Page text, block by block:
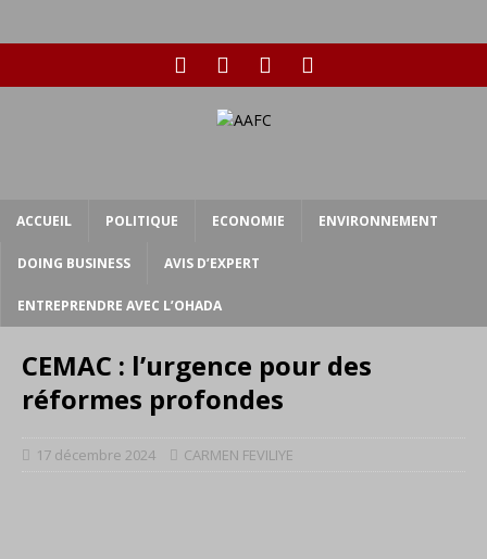
ACCUEIL POLITIQUE ECONOMIE ENVIRONNEMENT
DOING BUSINESS AVIS D’EXPERT
ENTREPRENDRE AVEC L’OHADA
CEMAC : l’urgence pour des
réformes profondes
17 décembre 2024 CARMEN FEVILIYE